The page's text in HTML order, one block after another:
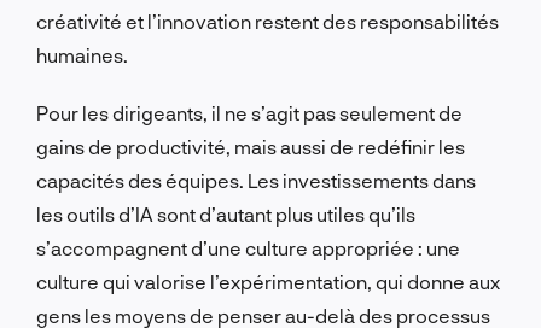
créativité et l’innovation restent des responsabilités
humaines.
Pour les dirigeants, il ne s’agit pas seulement de
gains de productivité, mais aussi de redéfinir les
capacités des équipes. Les investissements dans
les outils d’IA sont d’autant plus utiles qu’ils
s’accompagnent d’une culture appropriée : une
culture qui valorise l’expérimentation, qui donne aux
gens les moyens de penser au-delà des processus